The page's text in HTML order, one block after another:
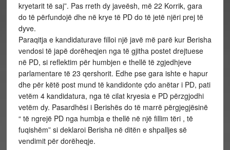
kryetarit të saj”. Pas rreth dy javeësh, më 22 Korrik, gara
do të përfundojë dhe në krye të PD do të jetë njëri prej të
dyve.
Paraqitja e kandidaturave filloi një javë më parë kur Berisha
vendosi të japë dorëheqjen nga të gjitha postet drejtuese
në PD, si reflektim për humbjen e thellë të zgjedhjeve
parlamentare të 23 qershorit. Edhe pse gara ishte e hapur
dhe për këtë post mund të kandidonte çdo anëtar i PD, pati
vetëm 4 kandidatura, nga të cilat kryesia e PD përzgjodhi
vetëm dy. Pasardhësi i Berishës do të marrë përgjegjësinë
“ të ngrejë PD nga humbja e thellë në një fillim tëri , të
fuqishëm” si deklaroi Berisha në ditën e shpalljes së
vendimit për dorëheqje.